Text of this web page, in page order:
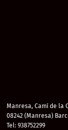
Manresa, Camí de la
08242 (Manresa)
Tel: 938752299